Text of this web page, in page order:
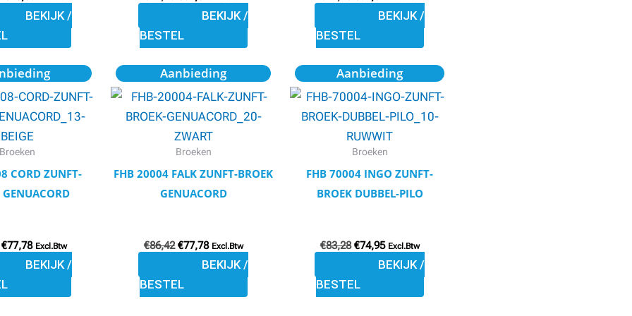
BEKIJK /
op
BEKIJK /
BESTEL
op
BEKIJK /
BESTEL
op
Broeken
CORD ZUNFT-
GENUACORD
Oorspronkelijke
prijs
was:
€86,42.
€77,78
Huidige
prijs
is:
€77,78.
Excl.Btw
BEKIJK /
Dit
product
heeft
meerdere
variaties.
Deze
optie
worden
op
Aanbieding
Broeken
FHB 20004 FALK ZUNFT-BROEK
GENUACORD
€86,42
Oorspronkelijke
prijs
was:
€86,42.
€77,78
Huidige
prijs
is:
€77,78.
Excl.Btw
BEKIJK /
BESTEL
Dit
product
heeft
meerdere
variaties.
Deze
optie
worden
op
Aanbieding
Broeken
FHB 70004 INGO ZUNFT-
BROEK DUBBEL-PILO
€83,28
Oorspronkelijke
prijs
was:
€83,28.
€74,95
Huidige
prijs
is:
€74,95.
Excl.Btw
BEKIJK /
BESTEL
Dit
product
meerdere
variaties.
Deze
optie
worden
op